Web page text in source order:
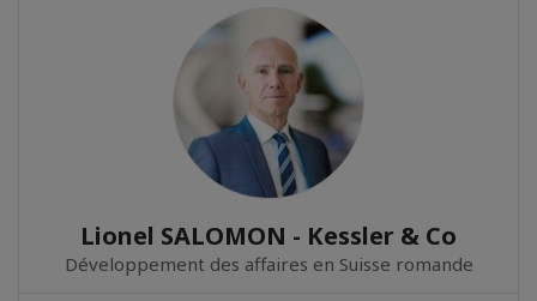
Lionel SALOMON - Kessler & Co
Développement des affaires en Suisse romande